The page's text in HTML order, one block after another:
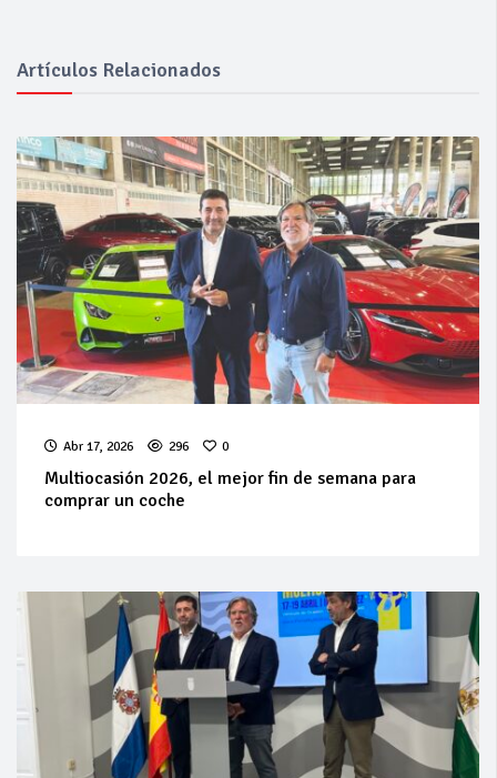
Artículos Relacionados
Abr 17, 2026 296 0
Multiocasión 2026, el mejor fin de semana para
comprar un coche